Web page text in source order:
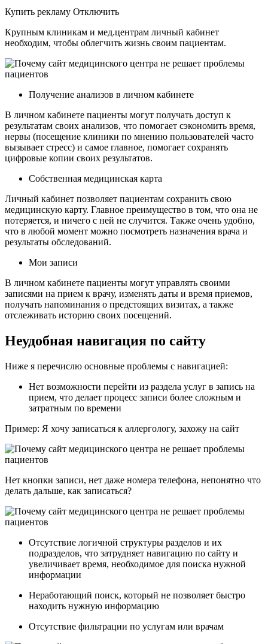
Купить рекламу Отключить
Крупным клиникам и мед.центрам личный кабинет
необходим, чтобы облегчить жизнь своим пациентам.
Получение анализов в личном кабинете
В личном кабинете пациенты могут получать доступ к
результатам своих анализов, что помогает сэкономить время,
нервы (посещение клиники по мнению пользователей часто
вызывает стресс) и самое главное, помогает сохранять
цифровые копии своих результатов.
Собственная медицинская карта
Личный кабинет позволяет пациентам сохранить свою
медицинскую карту. Главное преимущество в том, что она не
потеряется, и ничего с ней не случится. Также очень удобно,
что в любой момент можно посмотреть назначения врача и
результаты обследований.
Мои записи
В личном кабинете пациенты могут управлять своими
записями на прием к врачу, изменять даты и время приемов,
получать напоминания о предстоящих визитах, а также
отслеживать историю своих посещений.
Неудобная навигация по сайту
Ниже я перечислю основные проблемы с навигацией:
Нет возможности перейти из раздела услуг в запись на
прием, что делает процесс записи более сложным и
затратным по времени
Пример: Я хочу записаться к аллергологу, захожу на сайт
Нет кнопки записи, нет даже номера телефона, непонятно что
делать дальше, как записаться?
Отсутствие логичной структуры разделов и их
подразделов, что затрудняет навигацию по сайту и
увеличивает время, необходимое для поиска нужной
информации
Неработающий поиск, который не позволяет быстро
находить нужную информацию
Отсутствие фильтрации по услугам или врачам